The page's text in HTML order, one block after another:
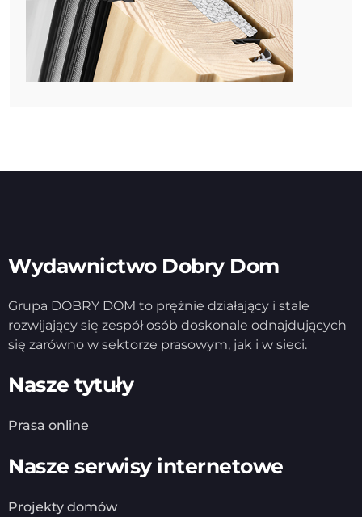
Wydawnictwo Dobry Dom
Grupa DOBRY DOM to prężnie działający i stale
rozwijający się zespół osób doskonale odnajdujących
się zarówno w sektorze prasowym, jak i w sieci.
Nasze tytuły
Prasa online
Nasze serwisy internetowe
Projekty domów